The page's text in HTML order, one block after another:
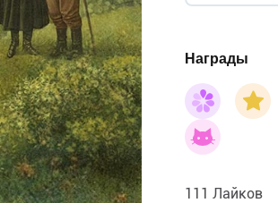
Награды
111 Лайков